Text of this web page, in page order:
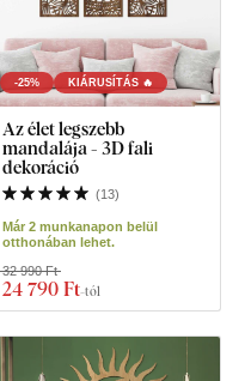
-25% KIÁRUSÍTÁS 🔥
Az élet legszebb
mandalája - 3D fali
dekoráció
(13)
Már 2 munkanapon belül
otthonában lehet.
24 790 Ft-tól
32 990 Ft